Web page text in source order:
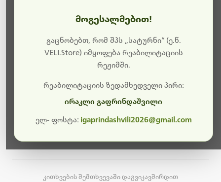
ბოდიშს გიხდით შეფერხებისთვის. ამჟამად
მიმდინარეობს საიტის განახლება და ტექნიკური
სამუშაოები.
მალე ისევ ხელმისაწვდომი იქნება. გმადლობთ
კითხვების შემთხვევაში დაგვიკავშირდით
მოგესალმებით!
გაცნობებთ, რომ შპს „სატურნი“ (ე.წ.
VELI.Store) იმყოფება რეაბილიტაციის
რეჟიმში.
რეაბილიტაციის ზედამხედველი პირი:
ირაკლი გაფრინდაშვილი
ელ- ფოსტა: igaprindashvili2026@gmail.com